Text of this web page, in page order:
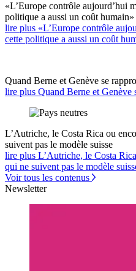
«L’Europe contrôle aujourd’hui
politique a aussi un coût humain»
lire plus «L’Europe contrôle
cette politique a aussi un coût
Quand Berne et Genève se
lire plus Quand Berne et Genève
L’Autriche, le Costa Rica ou
suivent pas le modèle suisse
lire plus L’Autriche, le Costa
qui ne suivent pas le modèle
Voir tous les contenus
Newsletter